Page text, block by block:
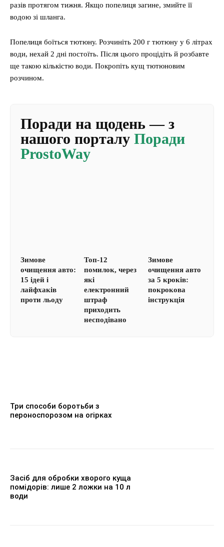
разів протягом тижня. Якщо попелиця загине, змийте її
водою зі шланга.
Попелиця боїться тютюну. Розчиніть 200 г тютюну у 6 літрах
води, нехай 2 дні постоїть. Після цього процідіть й розбавте
ще такою кількістю води. Покропіть кущ тютюновим
розчином.
Поради на щодень — з
нашого порталу Поради
ProstoWay
Зимове
очищення авто:
15 ідей і
лайфхаків
проти льоду
Топ-12
помилок, через
які
електронний
штраф
приходить
несподівано
Зимове
очищення авто
за 5 кроків:
покрокова
інструкція
Три способи боротьби з
пероноспорозом на огірках
Засіб для обробки хворого куща
помідорів: лише 2 ложки на 10 л
води